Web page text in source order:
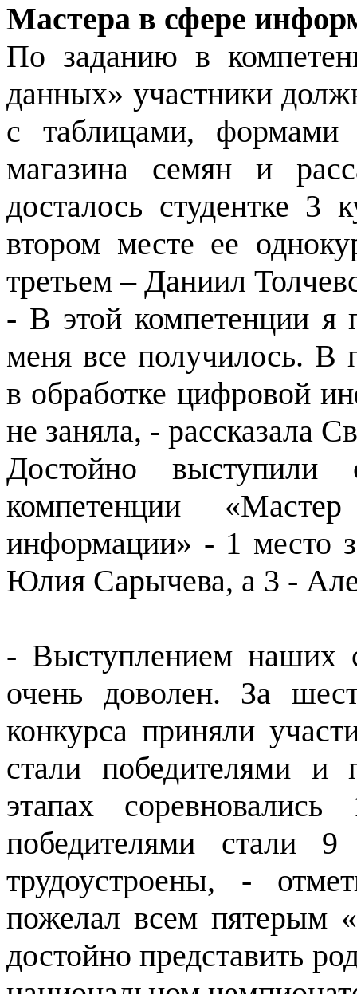
Мастера в сфере
По заданию в
данных» участники
с таблицами, формами
магазина семян и
досталось студентке 3
втором месте ее
третьем – Даниил
- В этой компетенции я
меня все получилось. В
в обработке цифровой
не заняла, - рассказала
Достойно выступили
компетенции
информации» - 1 место
Юлия Сарычева, а 3 -
- Выступлением наших
очень доволен. За
конкурса приняли
стали победителями и
этапах
победителями стали
трудоустроены, -
пожелал всем пятерым
достойно представить